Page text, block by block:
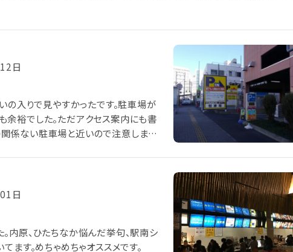
日
の入りで見やすかったです。駐車場が
裕でした。ただアクセス案内にも書
係ない駐車場と近いので注意しまし
日
内原、ひたちなか悩んだ挙句、駅南シ
ます。めちゃめちゃオススメです。